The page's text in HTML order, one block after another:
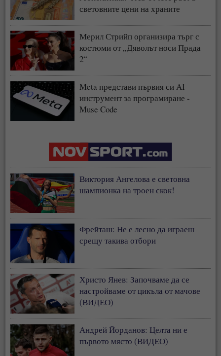
световните цени на храните
Мерил Стрийп организира търг с
костюми от „Дяволът носи Прада
2“
Meta представи първия си AI
инструмент за програмиране -
Muse Code
Виктория Ангелова е световна
шампионка на троен скок!
Фрейташ: Не е лесно да играеш
срещу такива отбори
Христо Янев: Започваме да се
настройваме от цикъла от мачове
(ВИДЕО)
Андрей Йорданов: Целта ни е
първото място (ВИДЕО)